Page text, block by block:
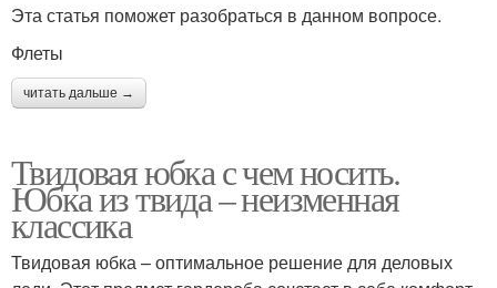
Эта статья поможет разобраться в данном вопросе.
Флеты
читать дальше →
Твидовая юбка с чем носить.
Юбка из твида – неизменная
классика
Твидовая юбка – оптимальное решение для деловых